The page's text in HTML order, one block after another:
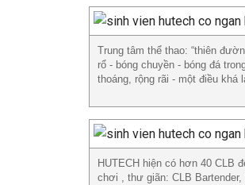
Trung tâm thể thao: “thiên
rổ - bóng chuyền - bóng đá
thoáng, rộng rãi - một điều khá
HUTECH hiện có hơn 40 CLB
chơi , thư giãn: CLB